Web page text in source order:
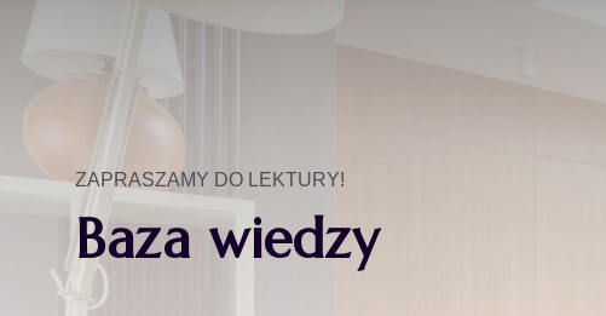
ZAPRASZAMY DO LEKTURY!
Baza wiedzy